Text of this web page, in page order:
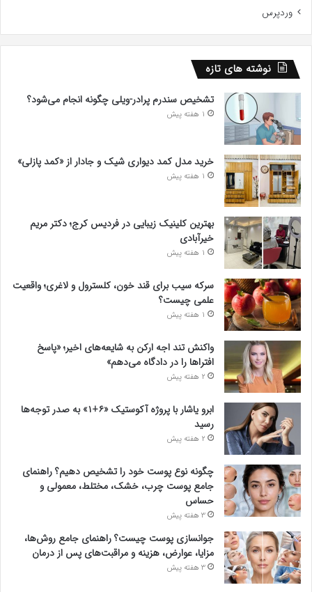
وردپرس
نوشته های تازه
تشخیص سندرم پرادر-ویلی چگونه انجام می‌شود؟
1 هفته پیش
خرید مدل کمد دیواری شیک و جادار از «کمد پازلی»
1 هفته پیش
بهترین کلینیک زیبایی در فردیس کرج؛ دکتر مریم
خیرآبادی
1 هفته پیش
سرکه سیب برای قند خون، کلسترول و لاغری؛ واقعیت
علمی چیست؟
1 هفته پیش
واکنش تند اجه ارکن به شایعه‌های اخیر؛ «پاسخ
افتراها را در دادگاه می‌دهم»
2 هفته پیش
ابرو یاشار با پروژه آکوستیک «۶+۱» به صدر توجه‌ها
رسید
2 هفته پیش
چگونه نوع پوست خود را تشخیص دهیم؟ راهنمای
جامع پوست چرب، خشک، مختلط، معمولی و
حساس
3 هفته پیش
جوانسازی پوست چیست؟ راهنمای جامع روش‌ها،
مزایا، عوارض، هزینه و مراقبت‌های پس از درمان
3 هفته پیش